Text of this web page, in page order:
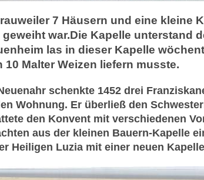
7 Häusern und eine kleine
war.Die Kapelle unterstand
las in dieser Kapelle
10 Malter Weizen liefern musste.
schenkte 1452 drei
Wohnung. Er überließ den
den Konvent mit verschiedenen
aus der kleinen Bauern-Kapelle
Heiligen Luzia mit einer neuen